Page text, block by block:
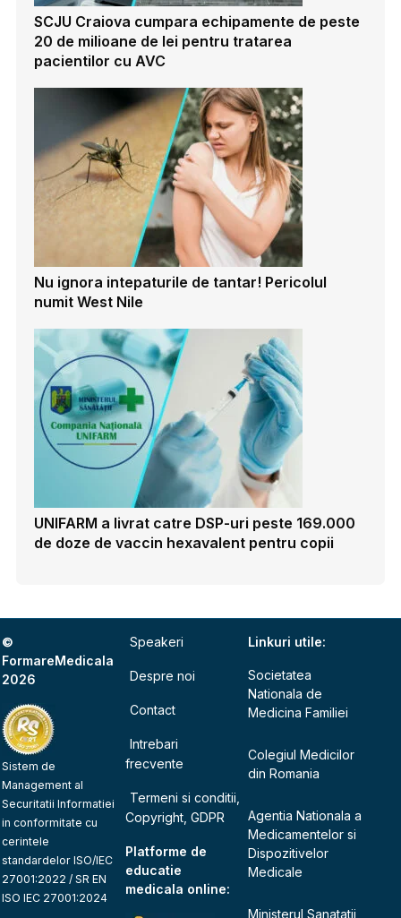
SCJU Craiova cumpara echipamente de peste
20 de milioane de lei pentru tratarea
pacientilor cu AVC
Nu ignora intepaturile de tantar! Pericolul
numit West Nile
UNIFARM a livrat catre DSP-uri peste 169.000
de doze de vaccin hexavalent pentru copii
©
FormareMedicala
2026
Sistem de
Management al
Securitatii Informatiei
in conformitate cu
cerintele
standardelor ISO/IEC
27001:2022 / SR EN
ISO IEC 27001:2024
Speakeri
Despre noi
Contact
Intrebari
frecvente
Termeni si conditii,
Copyright, GDPR
Platforme de
educatie
medicala online:
Linkuri utile:
Societatea
Nationala de
Medicina Familiei
Colegiul Medicilor
din Romania
Agentia Nationala a
Medicamentelor si
Dispozitivelor
Medicale
Ministerul Sanatatii